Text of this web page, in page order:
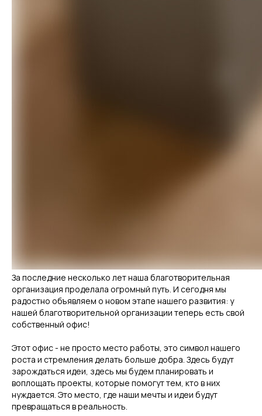
За последние несколько лет наша благотворительная
организация проделала огромный путь. И сегодня мы
радостно объявляем о новом этапе нашего развития: у
нашей благотворительной организации теперь есть свой
собственный офис!
Этот офис - не просто место работы, это символ нашего
роста и стремления делать больше добра. Здесь будут
зарождаться идеи, здесь мы будем планировать и
воплощать проекты, которые помогут тем, кто в них
нуждается. Это место, где наши мечты и идеи будут
превращаться в реальность.